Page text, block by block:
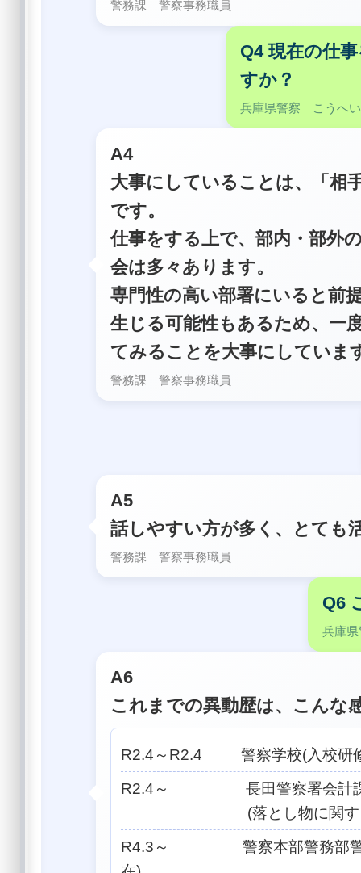
警務課 警察事務職員
Q4 現在の仕
すか？
兵庫県警察 こうへ
A4
大事にしていることは、「相
です。
仕事をする上で、部内・部外
会は多々あります。
専門性の高い部署にいると前
生じる可能性もあるため、一
てみることを大事にしていま
警務課 警察事務職員
A5
話しやすい方が多く、とても
警務課 警察事務職員
Q6
兵庫
A6
これまでの異動歴は、こんな
R2.4～R2.4 警察学校(入校研
R2.4～ 長田警察署会計
(落とし物に関する
R4.3～ 警察本部警務部警